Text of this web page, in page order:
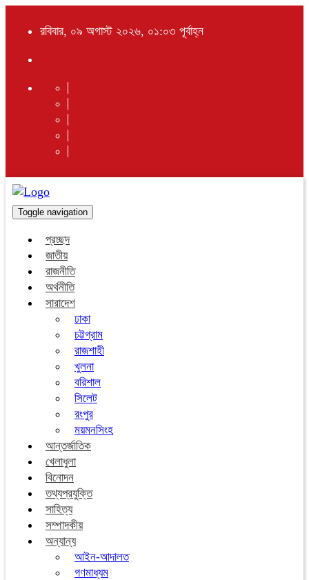
রবিবার, ০৯ অগাস্ট ২০২৬, ০১:০৩ পূর্বাহ্ন
Toggle navigation
প্রচ্ছদ
জাতীয়
রাজনীতি
অর্থনীতি
সারাদেশ
ঢাকা
চট্টগ্রাম
রাজশাহী
খুলনা
বরিশাল
সিলেট
রংপুর
ময়মনসিংহ
আন্তর্জাতিক
খেলাধুলা
বিনোদন
তথ্যপ্রযুক্তি
সাহিত্য
সম্পাদকীয়
অন্যান্য
আইন-আদালত
গণমাধ্যম